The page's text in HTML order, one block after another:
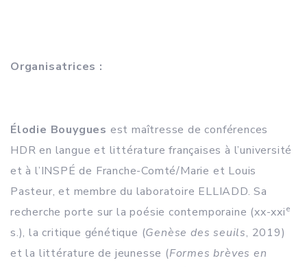
Organisatrices :
Élodie Bouygues est maîtresse de conférences
HDR en langue et littérature françaises à l’université
et à l’INSPÉ de Franche-Comté/Marie et Louis
Pasteur, et membre du laboratoire ELLIADD. Sa
recherche porte sur la poésie contemporaine (xx-xxie
s.), la critique génétique (Genèse des seuils, 2019)
et la littérature de jeunesse (Formes brèves en